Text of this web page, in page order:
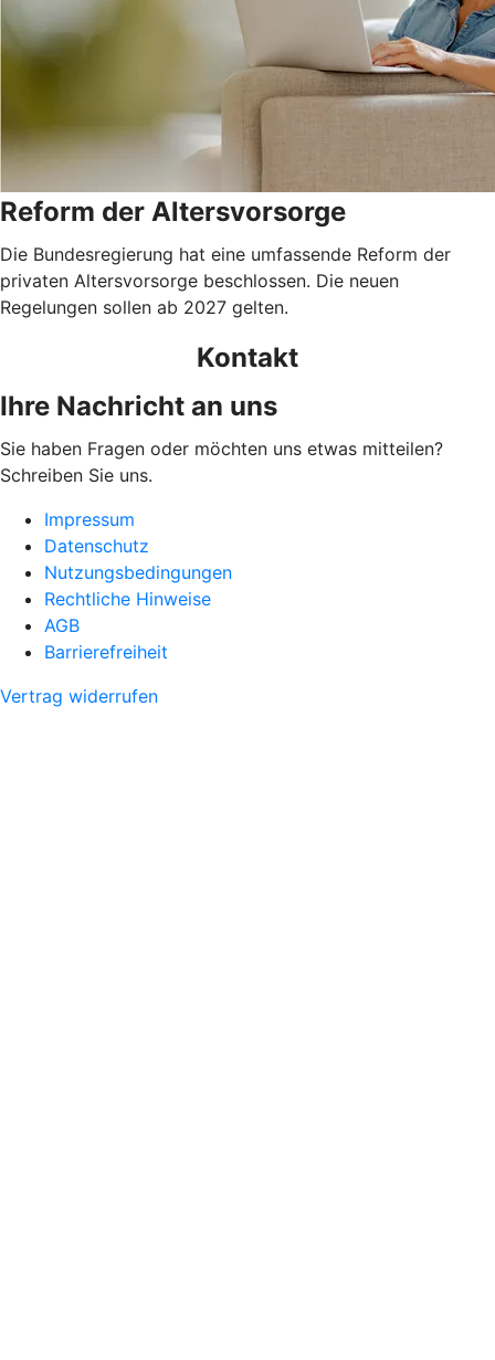
Reform der Altersvorsorge
Die Bundesregierung hat eine umfassende Reform der
privaten Altersvorsorge beschlossen. Die neuen
Regelungen sollen ab 2027 gelten.
Kontakt
Ihre Nachricht an uns
Sie haben Fragen oder möchten uns etwas mitteilen?
Schreiben Sie uns.
Impressum
Datenschutz
Nutzungsbedingungen
Rechtliche Hinweise
AGB
Barrierefreiheit
Vertrag widerrufen